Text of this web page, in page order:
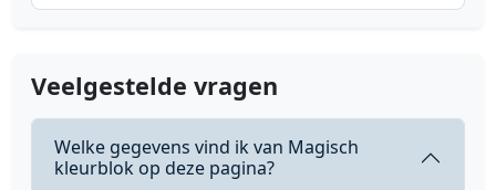
Veelgestelde vragen
Welke gegevens vind ik van Magisch
kleurblok op deze pagina?